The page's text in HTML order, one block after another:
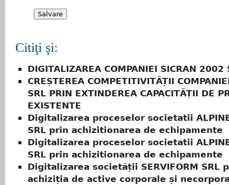
Citiţi şi:
DIGITALIZAREA COMPANIEI SICRAN 2002
CREȘTEREA COMPETITIVITĂȚII
SRL PRIN EXTINDEREA CAPACITĂȚII DE
EXISTENTE
Digitalizarea proceselor societatii
SRL prin achizitionarea de echipamente
Digitalizarea proceselor societatii
SRL prin achizitionarea de echipamente
Digitalizarea societății SERVIFORM SRL
achiziția de active corporale și